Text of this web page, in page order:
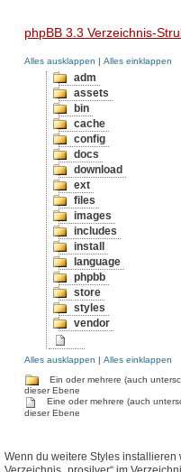
phpBB 3.3 Verzeichnis-
Alles ausklappen | Alles einklappen
adm
assets
bin
cache
config
docs
download
ext
files
images
includes
install
language
phpbb
store
styles
vendor
Alles ausklappen | Alles einklappen
Ein oder mehrere (auch
dieser Ebene
Eine oder mehrere (auch
dieser Ebene
Wenn du weitere Styles